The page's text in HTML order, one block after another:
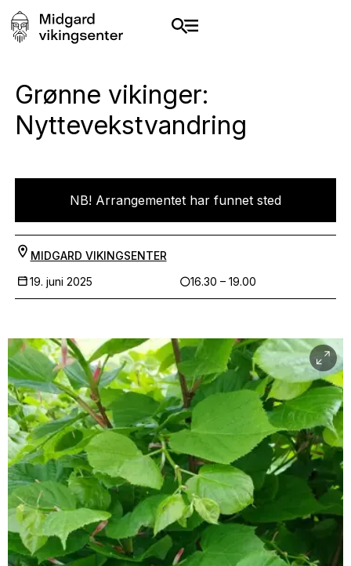
Grønne vikinger:
Nyttevekstvandring
NB! Arrangementet har funnet sted
MIDGARD VIKINGSENTER
19. juni 2025
16.30 – 19.00